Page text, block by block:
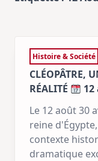
Histoire & Société
CLÉOPÂTRE,
RÉALITÉ
12
Le 12 août 30
reine
contexte
dramatique